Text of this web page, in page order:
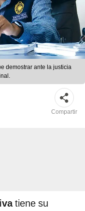
demostrar ante la justicia
Compartir
tiene su